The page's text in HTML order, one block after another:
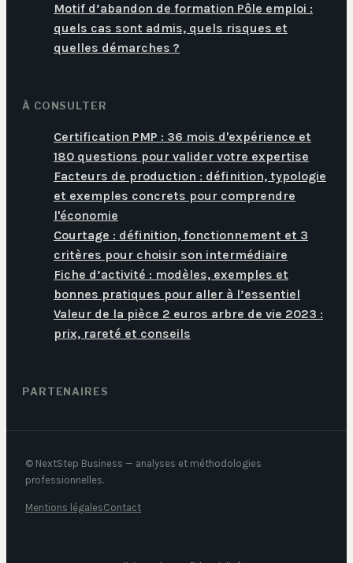
Motif d’abandon de formation Pôle emploi :
quels cas sont admis, quels risques et
quelles démarches ?
À CONSULTER
Certification PMP : 36 mois d'expérience et
180 questions pour valider votre expertise
Facteurs de production : définition, typologie
et exemples concrets pour comprendre
l'économie
Courtage : définition, fonctionnement et 3
critères pour choisir son intermédiaire
Fiche d’activité : modèles, exemples et
bonnes pratiques pour aller à l’essentiel
Valeur de la pièce 2 euros arbre de vie 2023 :
prix, rareté et conseils
PARTENAIRES
© NextStep Business — analyses et méthodologies
professionnelles.
Mentions légalesContact